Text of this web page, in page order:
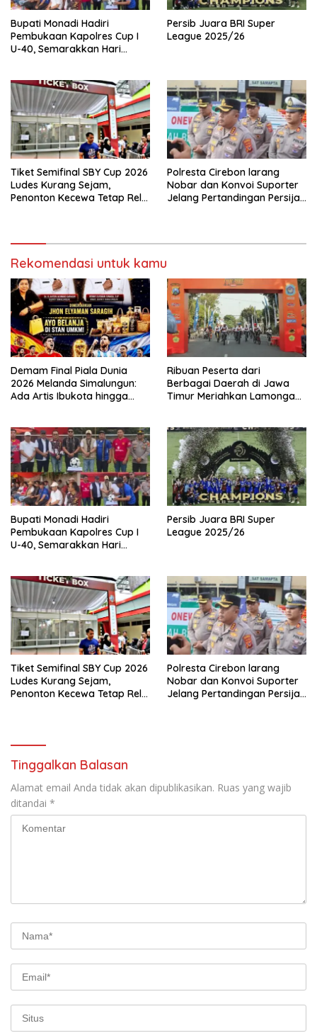
Bupati Monadi Hadiri
Pembukaan Kapolres Cup I
U-40, Semarakkan Hari
Persib Juara BRI Super
League 2025/26
Tiket Semifinal SBY Cup 2026
Ludes Kurang Sejam,
Penonton Kecewa Tetap Rela
Polresta Cirebon larang
Nobar dan Konvoi Suporter
Jelang Pertandingan Persija
Rekomendasi untuk kamu
Demam Final Piala Dunia
2026 Melanda Simalungun:
Ada Artis Ibukota hingga
Ribuan Peserta dari
Berbagai Daerah di Jawa
Timur Meriahkan Lamongan
Bupati Monadi Hadiri
Pembukaan Kapolres Cup I
U-40, Semarakkan Hari
Persib Juara BRI Super
League 2025/26
Tiket Semifinal SBY Cup 2026
Ludes Kurang Sejam,
Penonton Kecewa Tetap Rela
Polresta Cirebon larang
Nobar dan Konvoi Suporter
Jelang Pertandingan Persija
Tinggalkan Balasan
Alamat email Anda tidak akan dipublikasikan. Ruas yang wajib
ditandai *